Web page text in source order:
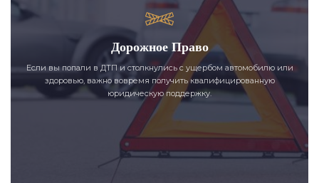
Дорожное Право
Если вы попали в ДТП и столкнулись с ущербом автомобилю или
здоровью, важно вовремя получить квалифицированную
юридическую поддержку.